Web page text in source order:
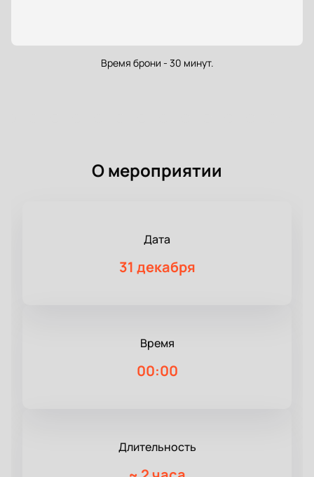
Время брони - 30 минут.
О мероприятии
Дата
31 декабря
Время
00:00
Длительность